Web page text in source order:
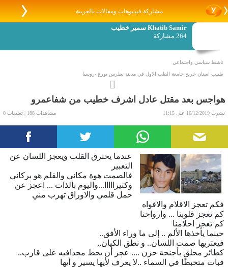
مشاركة فيديوهات ومقالات بالعربية
Khatib Samir سمير خطيب
264 مشاركة
ناشط سياسي واجتماعي
طبيب اسنان خريج جامعة الطب الاول في مدينة بطرس بورغ -روسيا
رئيس رابطة خريجي جامعات روسيا والاتحاد السوفياتي في فلسطين الداخل
هواجس بعد مقتل عادل اشرف خطيب من شفاعمرو
نشرت 16/12/2019 على 11:15 مشاهدات 188 | تعليقات 0
عندما يحترق القلب ويعجز اللسان عن
التعبير
فالصمت هوة مكاني والقلم هو بركاني
وكثيرااااا...واليوم بالذات ... اعجز عن
حمل قلمي والاوراق تهرب مني
فكم تعجز الاقلام والافواه
كم تعجز قلوبنا ... وارواحنا
كم تعجز احلامنا
حينما يأخذها الألم .. إلى ما وراء الأفق..
فيعتريها صمت اللسان.. و نطق الكيان,,
كطائر محلقٍ بأجنحة حزن .... عجز أن يحط مجدافيه على قارب..
فبات متخبطا في السماء ..لا يعرف لأيها يسير و أيها